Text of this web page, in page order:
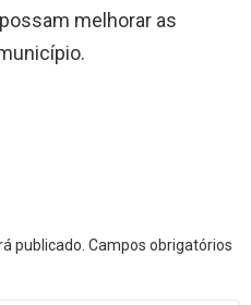
melhorar as
publicado. Campos obrigatórios